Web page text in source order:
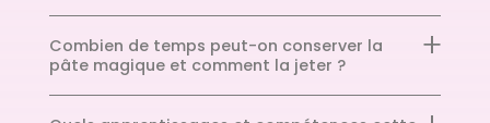
Combien de temps peut-on conserver la
pâte magique et comment la jeter ?